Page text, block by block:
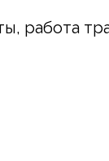
работа